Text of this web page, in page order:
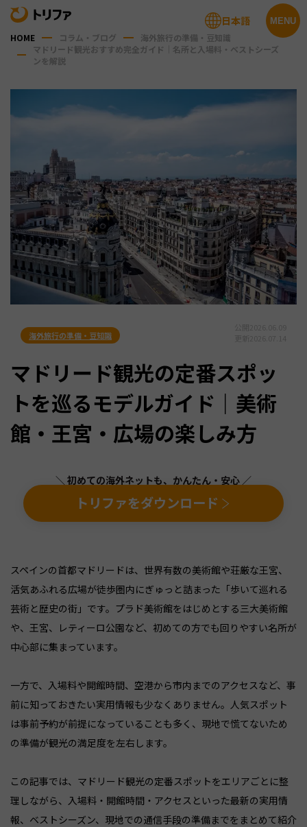
MENU
日本語
HOME コラム・ブログ
海外旅行の準備・豆知識
マドリード観光おすすめ完全ガイド｜名所と入場料・ベストシーズ
ンを解説
海外旅行の準備・豆知識
マドリード観光の定番スポッ
トを巡るモデルガイド｜美術
館・王宮・広場の楽しみ方
＼ 初めての海外ネットも、かんたん・安心 ／
トリファをダウンロード
スペインの首都マドリードは、世界有数の美術館や荘厳な王宮、
活気あふれる広場が徒歩圏内にぎゅっと詰まった「歩いて巡れる
芸術と歴史の街」です。プラド美術館をはじめとする三大美術館
や、王宮、レティーロ公園など、初めての方でも回りやすい名所が
中心部に集まっています。
一方で、入場料や開館時間、空港から市内までのアクセスなど、事
前に知っておきたい実用情報も少なくありません。人気スポット
は事前予約が前提になっていることも多く、現地で慌てないため
の準備が観光の満足度を左右します。
この記事では、マドリード観光の定番スポットをエリアごとに整
理しながら、入場料・開館時間・アクセスといった最新の実用情
報、ベストシーズン、現地での通信手段の準備までをまとめて紹介